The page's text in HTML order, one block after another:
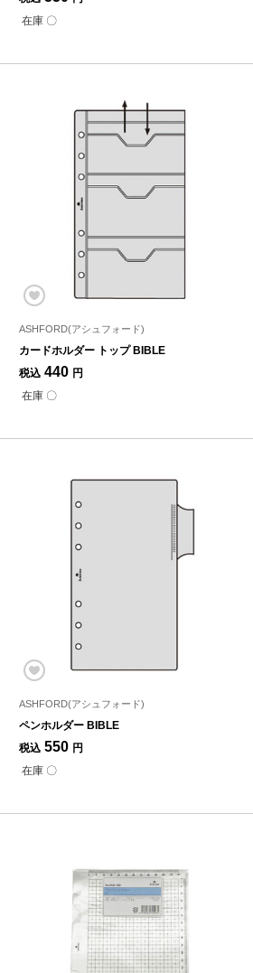
在庫 〇
ASHFORD(アシュフォード)
カードホルダー トップ BIBLE
税込 440 円
在庫 〇
ASHFORD(アシュフォード)
ペンホルダー BIBLE
税込 550 円
在庫 〇